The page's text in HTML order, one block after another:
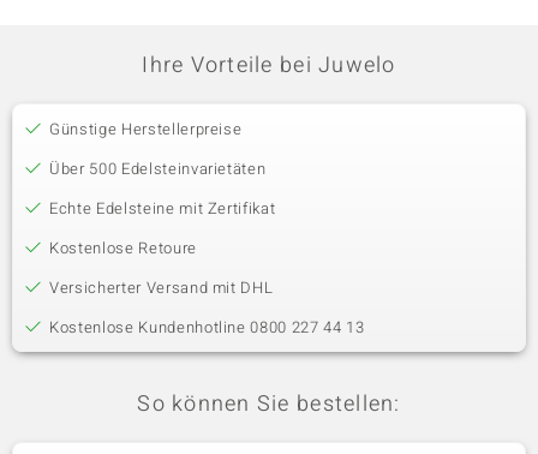
Ihre Vorteile bei Juwelo
Günstige Herstellerpreise
Über 500 Edelsteinvarietäten
Echte Edelsteine mit Zertifikat
Kostenlose Retoure
Versicherter Versand mit DHL
Kostenlose Kundenhotline 0800 227 44 13
So können Sie bestellen: